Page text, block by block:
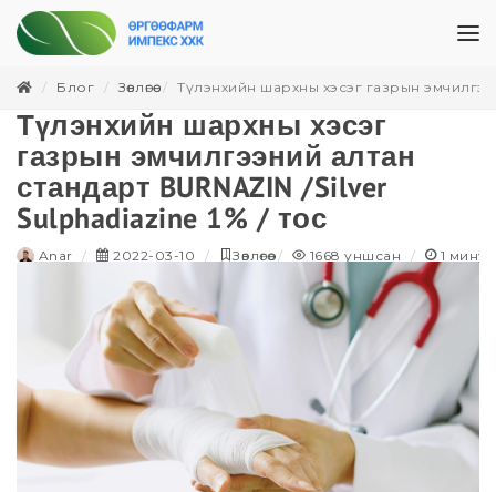
Блог Зөвлөгөө Түлэнхийн шархны хэсэг газрын
Түлэнхийн шархны хэсэг
газрын эмчилгээний алтан
стандарт BURNAZIN /Silver
Sulphadiazine 1% / тос
Anar 2022-03-10 Зөвлөгөө 1668 уншсан 1